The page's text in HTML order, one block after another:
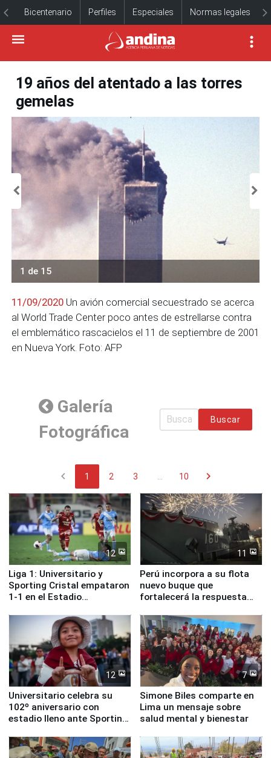
Bicentenario Perfiles Especiales Normas legales
19 años del atentado a las torres
gemelas
1 de 15
11/09/2020 Un avión comercial secuestrado se acerca
al World Trade Center poco antes de estrellarse contra
el emblemático rascacielos el 11 de septiembre de 2001
en Nueva York. Foto: AFP
Galería
Fotográfica
Buscar
chevron_left 1 2 3 10 chevron_right
12
Liga 1: Universitario y
Sporting Cristal empataron
1-1 en el Estadio
11
Perú incorpora a su flota
nuevo buque que
fortalecerá la respuesta
12
Universitario celebra su
102º aniversario con
estadio lleno ante Sporting
7
Simone Biles comparte en
Lima un mensaje sobre
salud mental y bienestar